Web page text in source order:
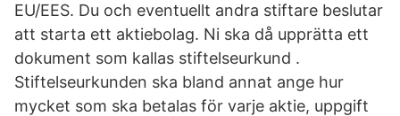
EU/EES. Du och eventuellt andra stiftare beslutar
att starta ett aktiebolag. Ni ska då upprätta ett
dokument som kallas stiftelseurkund .
Stiftelseurkunden ska bland annat ange hur
mycket som ska betalas för varje aktie, uppgift